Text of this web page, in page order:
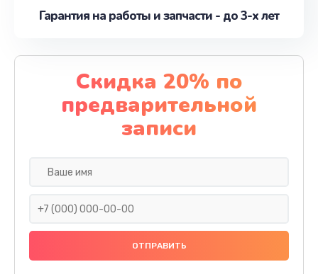
Гарантия на работы и запчасти - до 3-х лет
Скидка 20% по
предварительной
записи